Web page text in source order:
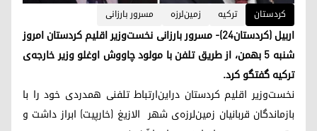
كردستان ترکیه زمین‌لرزه مسرور بارزانی
اربیل (کردستان۲۴)- مسرور بارزانی نخست‌وزیر اقلیم کردستان امروز
شنبه ۵ بهمن، از طریق تلفن با مولود چاووش اوغلو وزیر خارجه‌ی
ترکیه گفتگو کرد.
نخست‌وزیر اقلیم کردستان دراین‌ارتباط تلفنی همدردی خود را با
بازماندگان قربانیان زمین‌لرزه‌ی شهر الازیغ (خارپیت) ابراز داشت و